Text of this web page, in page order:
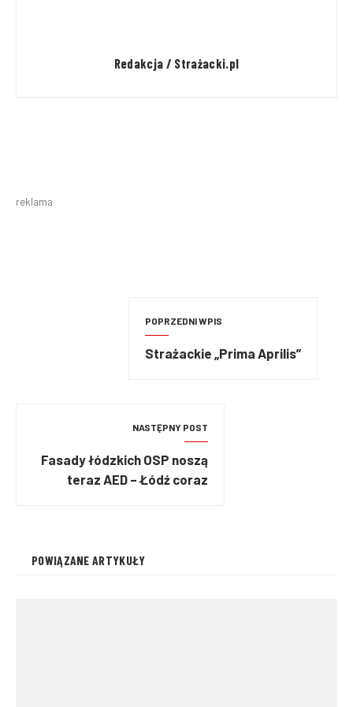
Redakcja / Strażacki.pl
reklama
POPRZEDNI WPIS
Strażackie „Prima Aprilis”
NASTĘPNY POST
Fasady łódzkich OSP noszą
teraz AED – Łódź coraz
POWIĄZANE ARTYKUŁY